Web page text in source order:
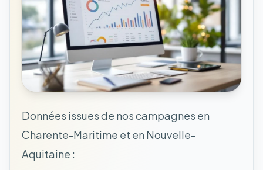
Données issues de nos campagnes en
Charente-Maritime et en Nouvelle-
Aquitaine :